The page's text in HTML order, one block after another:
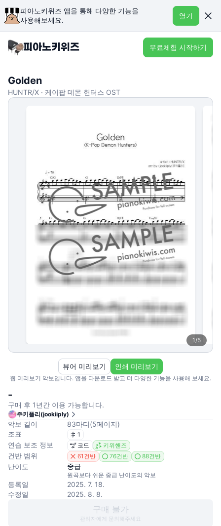
피아노키위즈 앱을 통해 다양한 기능을
사용해보세요.
열기
무료체험 시작하기
Golden
HUNTR/X · 케이팝 데몬 헌터스 OST
1/5
웹 미리보기 악보입니다. 앱을 다운로드 받고 더 다양한 기능을 사용해 보세요.
뷰어 미리보기 인쇄 미리보기
-
구매 후 1년간 이용 가능합니다.
주키플리(jookiiply)
악보 길이 83마디(5페이지)
조표
1
연습 보조 정보 코드 키위핸즈
건반 범위 61건반 76건반 88건반
난이도 중급
원곡보다 쉬운 중급 난이도의 악보
등록일
2025. 7. 18.
수정일
2025. 8. 8.
구매 불가
관리자에게 문의해주세요